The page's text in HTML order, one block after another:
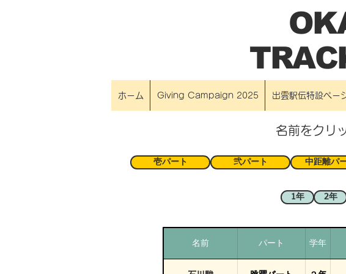
ホーム Giving Campaign 2025 出雲駅伝特設ペー
名前をクリ
壱パート 弐パート 中距離パ
1年 2年
名前 パート 学年